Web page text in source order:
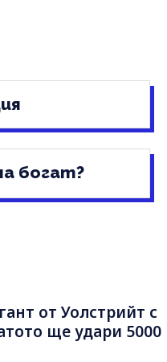
богат?
от Уолстрийт с
ще удари 5000